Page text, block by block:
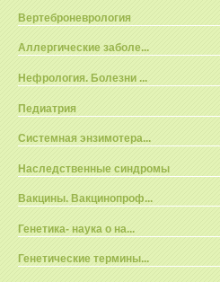
Вертеброневрология
Аллергические заболе...
Нефрология. Болезни ...
Педиатрия
Системная энзимотера...
Наследственные синдромы
Вакцины. Вакцинопроф...
Генетика- наука о на...
Генетические термины...